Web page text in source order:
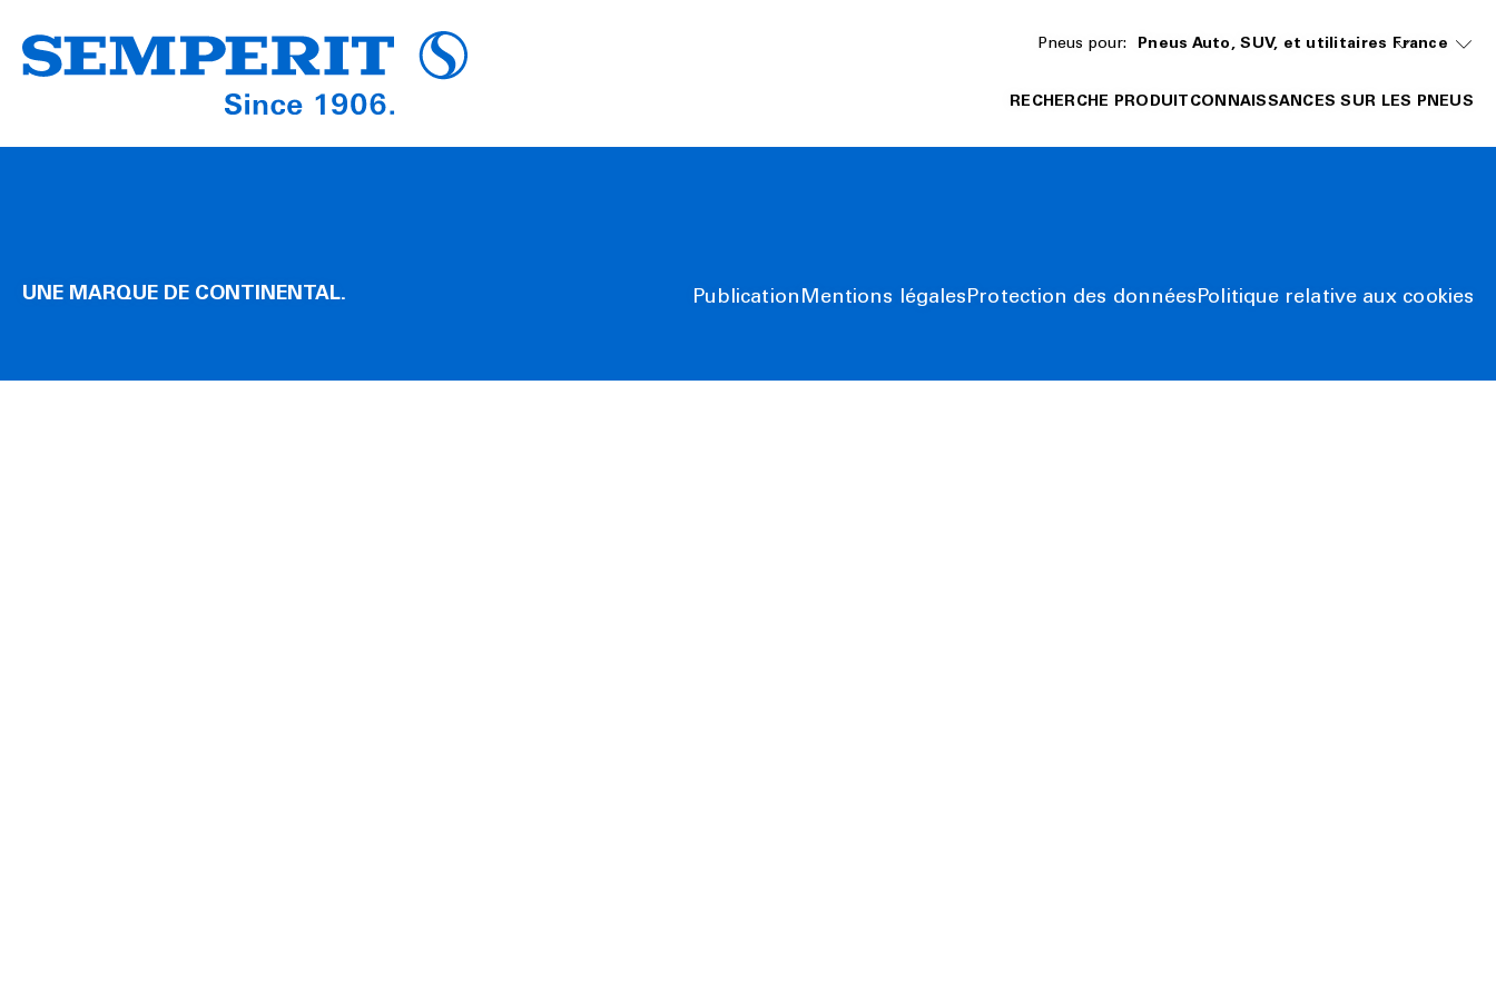
Pneus pour: Pneus Auto, SUV, et utilitaires France
RECHERCHE PRODUIT CONNAISSANCES SUR LES PNEUS
Publication Mentions légalesProtection des donnéesPolitique relative aux cookies
UNE MARQUE DE CONTINENTAL.